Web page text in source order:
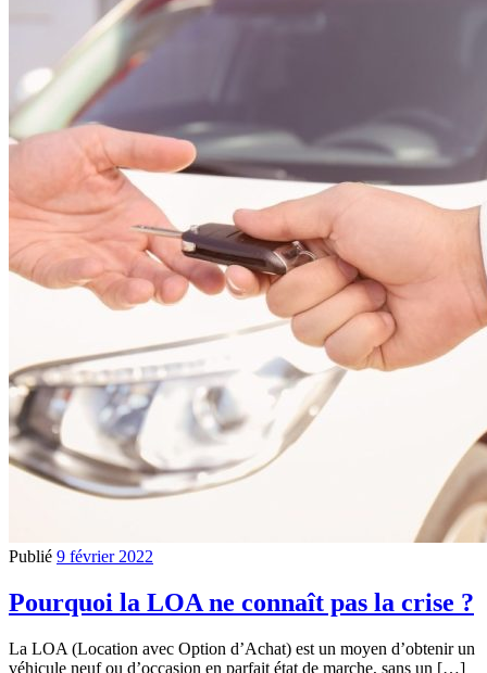
Publié 9 février 2022
Pourquoi la LOA ne connaît pas la crise ?
La LOA (Location avec Option d’Achat) est un moyen d’obtenir un
véhicule neuf ou d’occasion en parfait état de marche, sans un […]